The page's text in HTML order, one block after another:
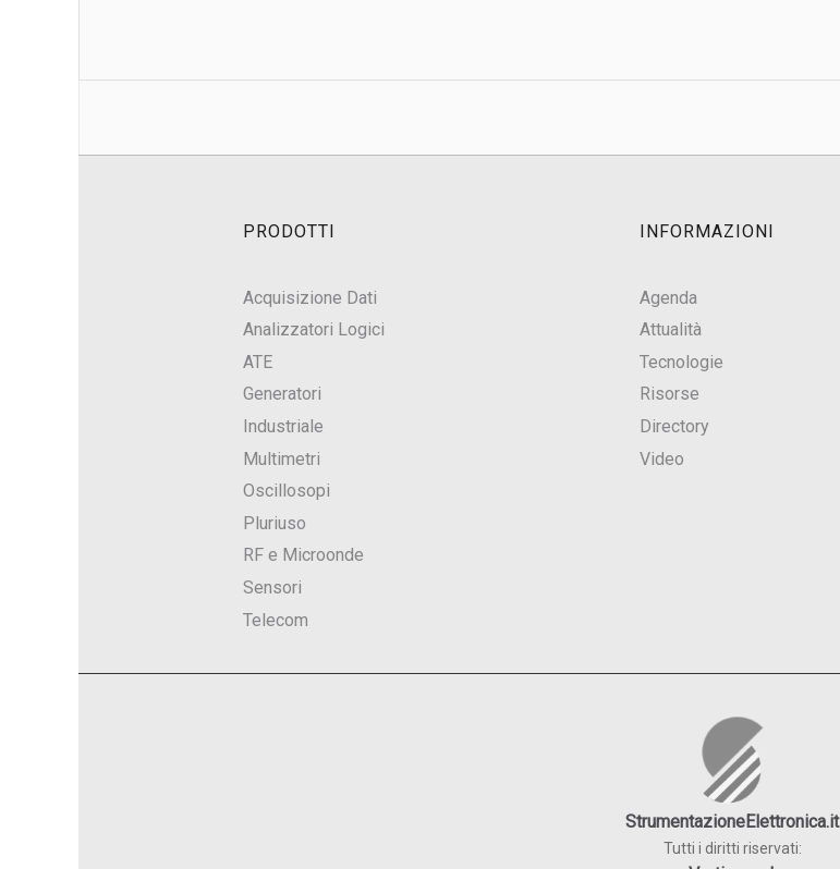
PRODOTTI
Acquisizione Dati
Analizzatori Logici
ATE
Generatori
Industriale
Multimetri
Oscillosopi
Pluriuso
RF e Microonde
Sensori
Telecom
INFORMAZIONI
Agenda
Attualità
Tecnologie
Risorse
Directory
Video
StrumentazioneElettronica.it
Tutti i diritti riservati: